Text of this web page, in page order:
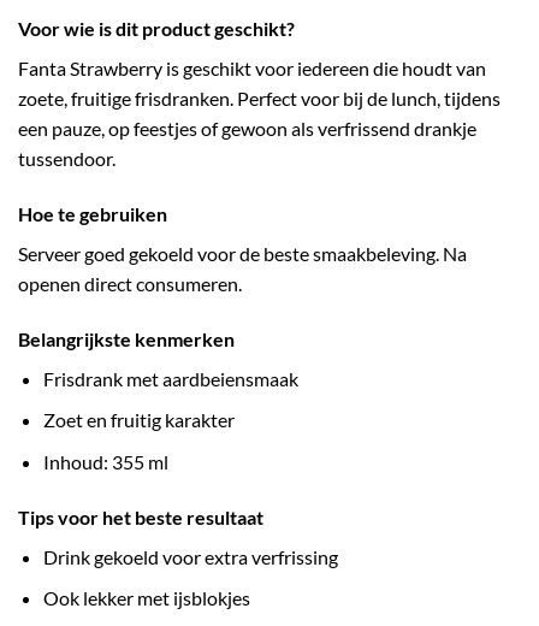
Voor wie is dit product geschikt?
Fanta Strawberry is geschikt voor iedereen die houdt van
zoete, fruitige frisdranken. Perfect voor bij de lunch, tijdens
een pauze, op feestjes of gewoon als verfrissend drankje
tussendoor.
Hoe te gebruiken
Serveer goed gekoeld voor de beste smaakbeleving. Na
openen direct consumeren.
Belangrijkste kenmerken
Frisdrank met aardbeiensmaak
Zoet en fruitig karakter
Inhoud: 355 ml
Tips voor het beste resultaat
Drink gekoeld voor extra verfrissing
Ook lekker met ijsblokjes